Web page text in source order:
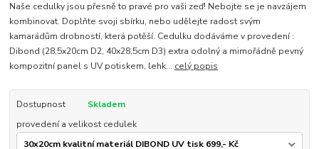
Naše cedulky jsou přesně to pravé pro vaši zeď! Nebojte se je navzájem
kombinovat. Doplňte svoji sbírku, nebo udělejte radost svým
kamarádům drobností, která potěší. Cedulku dodáváme v provedení :
Dibond (28,5x20cm D2, 40x28,5cm D3) extra odolný a mimořádně pevný
kompozitní panel s UV potiskem, lehk... celý popis
Dostupnost
Skladem
provedení a velikost cedulek